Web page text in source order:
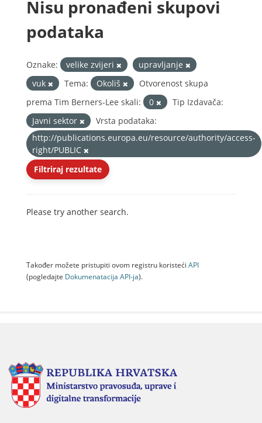
Nisu pronađeni skupovi
podataka
Oznake: velike zvijeri
upravljanje
vuk
Tema: Okoliš
Otvorenost skupa
prema Tim Berners-Lee skali:
0
Tip Izdavača:
Javni sektor
Vrsta podataka:
http://publications.europa.eu/resource/authority/access-
right/PUBLIC
Filtriraj rezultate
Please try another search.
Također možete pristupiti ovom registru koristeći API
(pogledajte Dokumenаtаcijа API-jа).